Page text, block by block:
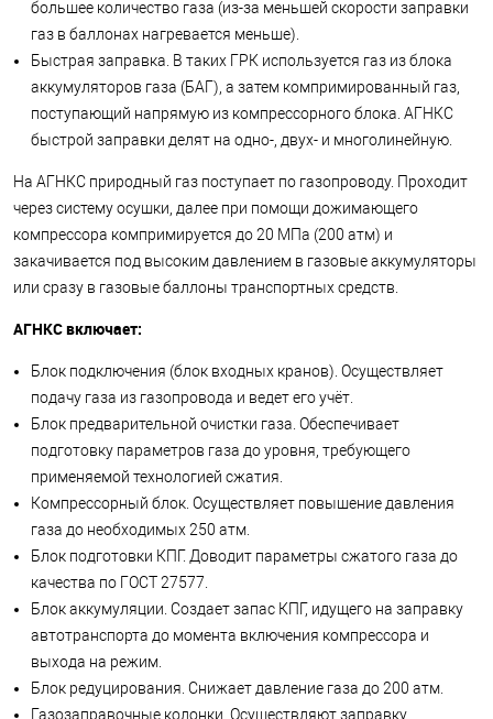
большее количество газа (из-за меньшей скорости заправки
газ в баллонах нагревается меньше).
Быстрая заправка. В таких ГРК используется газ из блока
аккумуляторов газа (БАГ), а затем компримированный газ,
поступающий напрямую из компрессорного блока. АГНКС
быстрой заправки делят на одно-, двух- и многолинейную.
На АГНКС природный газ поступает по газопроводу. Проходит
через систему осушки, далее при помощи дожимающего
компрессора компримируется до 20 МПа (200 атм) и
закачивается под высоким давлением в газовые аккумуляторы
или сразу в газовые баллоны транспортных средств.
АГНКС включает:
Блок подключения (блок входных кранов). Осуществляет
подачу газа из газопровода и ведет его учёт.
Блок предварительной очистки газа. Обеспечивает
подготовку параметров газа до уровня, требующего
применяемой технологией сжатия.
Компрессорный блок. Осуществляет повышение давления
газа до необходимых 250 атм.
Блок подготовки КПГ. Доводит параметры сжатого газа до
качества по ГОСТ 27577.
Блок аккумуляции. Создает запас КПГ, идущего на заправку
автотранспорта до момента включения компрессора и
выхода на режим.
Блок редуцирования. Снижает давление газа до 200 атм.
Газозаправочные колонки. Осуществляют заправку